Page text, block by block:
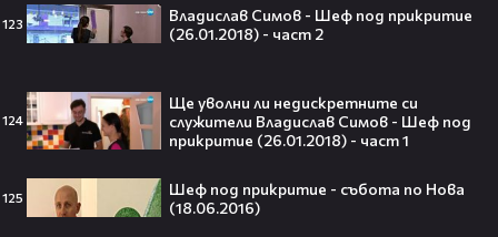
123
Владислав Симов - Шеф под прикритие
(26.01.2018) - част 2
124
Ще уволни ли недискретните си
служители Владислав Симов - Шеф под
прикритие (26.01.2018) - част 1
125
Шеф под прикритие - събота по Нова
(18.06.2016)
заедно!😍
VESSOU влиза в света на онлайн
сериалите с „Кварталът на